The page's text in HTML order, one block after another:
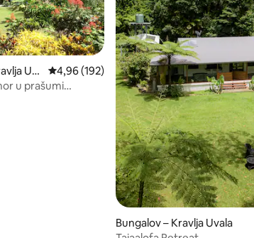
Uv
Prosječna ocjena: 4,96/5, recenzija: 192
4,96 (192)
u prašumi
Bungalov – Kravlja Uvala